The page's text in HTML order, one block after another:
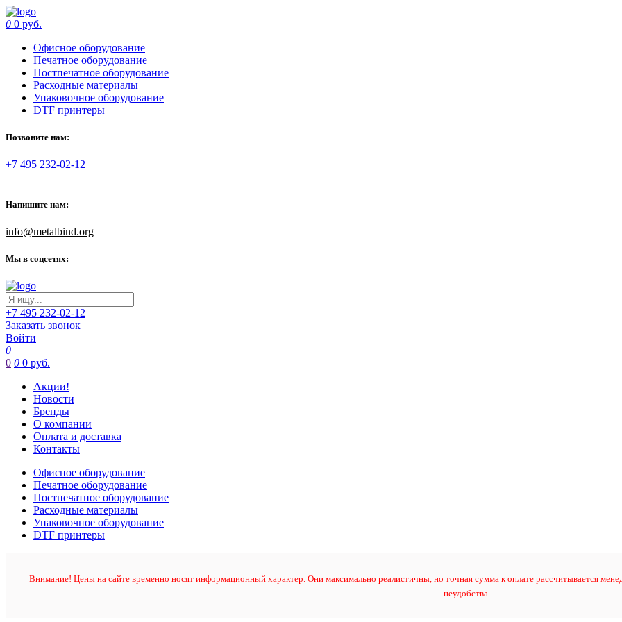
0 0 руб.
Офисное оборудование
Печатное оборудование
Постпечатное оборудование
Расходные материалы
Упаковочное оборудование
DTF принтеры
Позвоните нам:
+7 495 232-02-12
Напишите нам:
info@metalbind.org
Мы в соцсетях:
+7 495 232-02-12
Заказать звонок
Войти
0
0 0 0 руб.
Акции!
Новости
Бренды
О компании
Оплата и доставка
Контакты
Офисное оборудование
Печатное оборудование
Постпечатное оборудование
Расходные материалы
Упаковочное оборудование
DTF принтеры
Внимание! Цены на сайте временно носят информационный характер. Они максимально реалистичны, но точная сумма к оплате рассчитывается
неудобства.